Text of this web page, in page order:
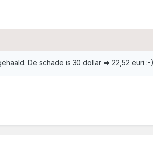
De schade is 30 dollar => 22,52 euri :-)